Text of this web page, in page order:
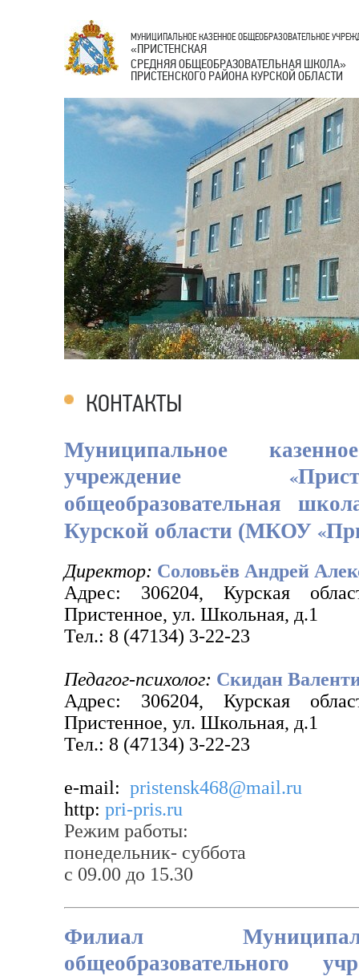
МУНИЦИПАЛЬНОЕ КАЗЕННОЕ ОБЩЕОБРАЗОВАТЕЛЬНОЕ
«ПРИСТЕНСКАЯ
СРЕДНЯЯ ОБЩЕОБРАЗОВАТЕЛЬНАЯ ШКОЛА»
ПРИСТЕНСКОГО РАЙОНА КУРСКОЙ ОБЛАСТИ
КОНТАКТЫ
Муниципальное
учреждение «
общеобразовательная
Курской области (МКОУ «
Директор: Соловьёв Андрей
Адрес: 306204, Курская
Пристенное, ул. Школьная, д.1
Тел.: 8 (47134) 3-22-23
Педагог-психолог: Скидан
Адрес: 306204, Курская
Пристенное, ул. Школьная, д.1
Тел.: 8 (47134) 3-22-23
e-mail: pristensk468@mail.ru
http: pri-pris.ru
Режим работы:
понедельник- суббота
с 09.00 до 15.30
Филиал
общеобразовательного